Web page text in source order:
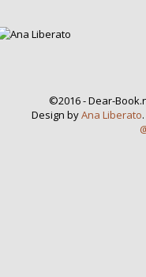
©2016 - Dear-
Design byAna Liberato